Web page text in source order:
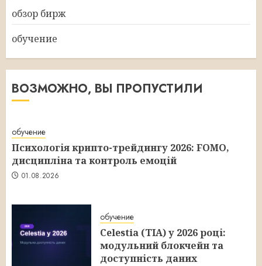
обзор бирж
обучение
ВОЗМОЖНО, ВЫ ПРОПУСТИЛИ
обучение
Психологія крипто-трейдингу 2026: FOMO,
дисципліна та контроль емоцій
01.08.2026
обучение
Celestia (TIA) у 2026 році:
модульний блокчейн та
доступність даних